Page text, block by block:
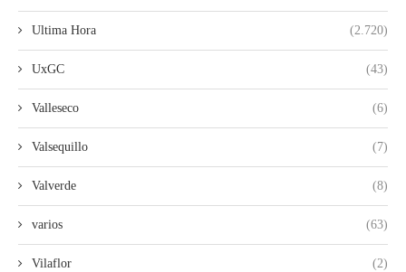
Ultima Hora (2.720)
UxGC (43)
Valleseco (6)
Valsequillo (7)
Valverde (8)
varios (63)
Vilaflor (2)